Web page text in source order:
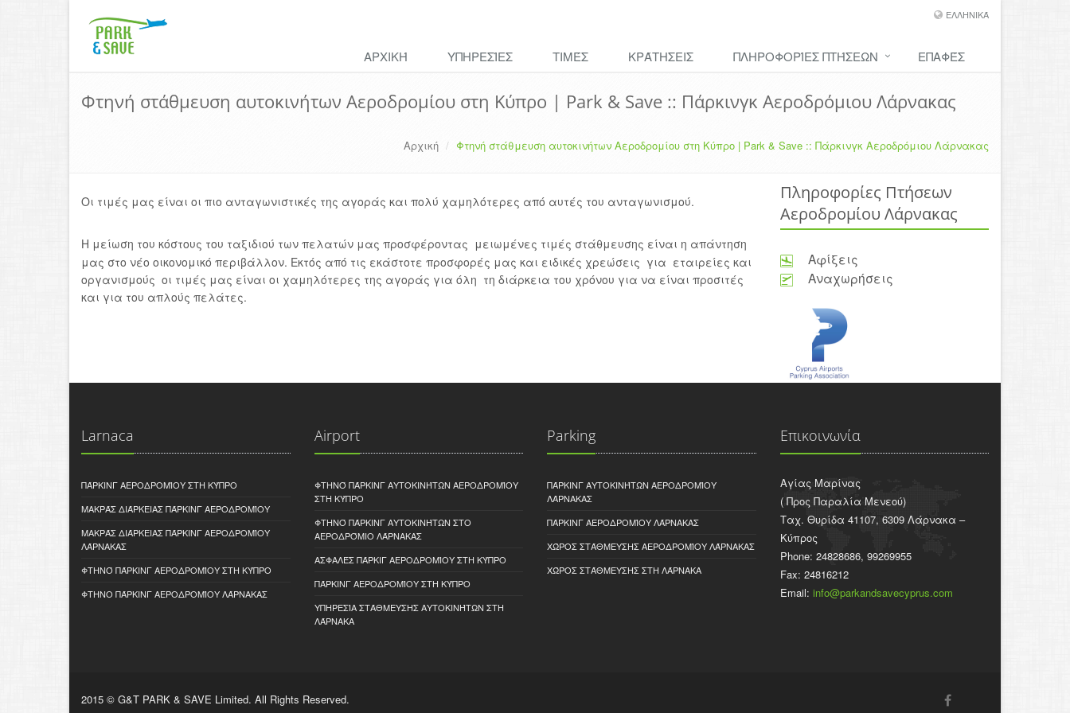
ΕΛΛΗΝΙΚΆ
ΑΡΧΙΚΉ ΥΠΗΡΕΣΊΕΣ ΤΙΜΈΣ ΚΡΆΤΗΣΕΙΣ ΠΛΗΡΟΦΟΡΊΕΣ ΠΤΉΣΕΩΝ ΕΠΑΦΈΣ
Φτηνή στάθμευση αυτοκινήτων Αεροδρομίου στη Κύπρο | Park & Save :: Πάρκινγκ Αεροδρόμιου Λάρνακας
Αρχική Φτηνή στάθμευση αυτοκινήτων Αεροδρομίου στη Κύπρο | Park & Save :: Πάρκινγκ Αεροδρόμιου Λάρνακας
Οι τιμές μας είναι οι πιο ανταγωνιστικές της αγοράς και πολύ χαμηλότερες από αυτές του ανταγωνισμού.
Η μείωση του κόστους του ταξιδιού των πελατών μας προσφέροντας μειωμένες τιμές στάθμευσης είναι η απάντηση
μας στο νέο οικονομικό περιβάλλον. Εκτός από τις εκάστοτε προσφορές μας και ειδικές χρεώσεις για εταιρείες και
οργανισμούς οι τιμές μας είναι οι χαμηλότερες της αγοράς για όλη τη διάρκεια του χρόνου για να είναι προσιτές
και για του απλούς πελάτες.
Πληροφορίες Πτήσεων
Αεροδρομίου Λάρνακας
Αφίξεις
Αναχωρήσεις
Larnaca
ΠΆΡΚΙΝΓ ΑΕΡΟΔΡΟΜΊΟΥ ΣΤΗ ΚΎΠΡΟ
ΜΑΚΡΆΣ ΔΙΆΡΚΕΙΑΣ ΠΆΡΚΙΝΓ ΑΕΡΟΔΡΟΜΊΟΥ
ΜΑΚΡΆΣ ΔΙΆΡΚΕΙΑΣ ΠΆΡΚΙΝΓ ΑΕΡΟΔΡΟΜΊΟΥ
ΛΆΡΝΑΚΑΣ
ΦΤΗΝΌ ΠΆΡΚΙΝΓ ΑΕΡΟΔΡΟΜΊΟΥ ΣΤΗ ΚΎΠΡΟ
ΦΤΗΝΟ ΠΆΡΚΙΝΓ ΑΕΡΟΔΡΟΜΊΟΥ ΛΆΡΝΑΚΑΣ
Airport
ΦΤΗΝΌ ΠΆΡΚΙΝΓ ΑΥΤΟΚΙΝΉΤΩΝ ΑΕΡΟΔΡΟΜΊΟΥ
ΣΤΗ ΚΎΠΡΟ
ΦΤΗΝΌ ΠΆΡΚΙΝΓ ΑΥΤΟΚΙΝΉΤΩΝ ΣΤΟ
ΑΕΡΟΔΡΌΜΙΟ ΛΆΡΝΑΚΑΣ
ΑΣΦΑΛΈΣ ΠΆΡΚΙΓ ΑΕΡΟΔΡΟΜΊΟΥ ΣΤΗ ΚΎΠΡΟ
ΠΆΡΚΙΝΓ ΑΕΡΟΔΡΟΜΊΟΥ ΣΤΗ ΚΎΠΡΟ
ΥΠΗΡΕΣΊΑ ΣΤΆΘΜΕΥΣΗΣ ΑΥΤΟΚΙΝΉΤΩΝ ΣΤΗ
ΛΆΡΝΑΚΑ
Parking
ΠΆΡΚΙΝΓ ΑΥΤΟΚΙΝΉΤΩΝ ΑΕΡΟΔΡΟΜΊΟΥ
ΛΆΡΝΑΚΑΣ
ΠΆΡΚΙΝΓ ΑΕΡΟΔΡΟΜΊΟΥ ΛΆΡΝΑΚΑΣ
ΧΏΡΟΣ ΣΤΆΘΜΕΥΣΗΣ ΑΕΡΟΔΡΟΜΊΟΥ ΛΆΡΝΑΚΑΣ
ΧΏΡΟΣ ΣΤΆΘΜΕΥΣΗΣ ΣΤΗ ΛΆΡΝΑΚΑ
Επικοινωνία
Αγίας Μαρίνας
( Προς Παραλία Μενεού)
Ταχ. Θυρίδα 41107, 6309 Λάρνακα –
Κύπρος
Phone: 24828686, 99269955
Fax: 24816212
Email: info@parkandsavecyprus.com
2015 © G&T PARK & SAVE Limited. All Rights Reserved.